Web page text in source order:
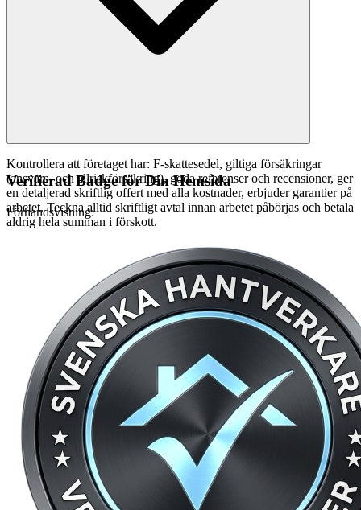
Kontrollera att företaget har: F-skattesedel, giltiga försäkringar
(ansvars- och allriskförsäkring), goda referenser och recensioner, ger
en detaljerad skriftlig offert med alla kostnader, erbjuder garantier på
arbetet. Teckna alltid skriftligt avtal innan arbetet påbörjas och betala
aldrig hela summan i förskott.
Verifierad Badge för Din Hemsida
Förhandsvisning: